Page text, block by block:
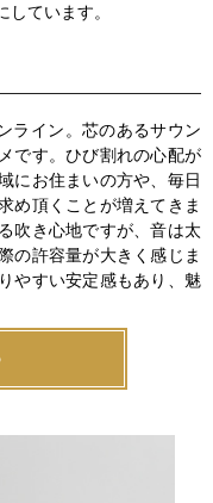
ています。
ライン。芯のあるサウン
です。ひび割れの心配が
にお住まいの方や、毎日
め頂くことが増えてきま
吹き心地ですが、音は太
の許容量が大きく感じま
やすい安定感もあり、魅